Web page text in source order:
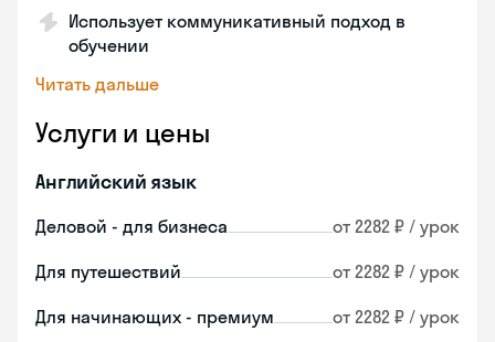
Использует коммуникативный подход в
обучении
Читать дальше
Услуги и цены
Английский язык
Деловой - для бизнеса от 2282 ₽ / урок
Для путешествий от 2282 ₽ / урок
Для начинающих - премиум от 2282 ₽ / урок